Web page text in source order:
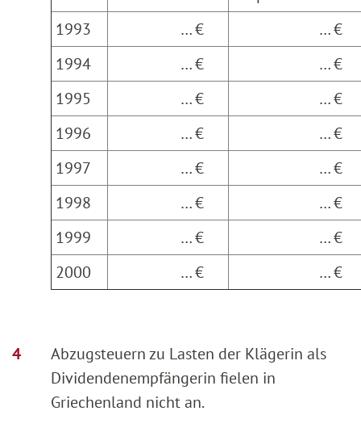
1993
… €
…
1994
… €
…
1995
… €
…
1996
… €
…
1997
… €
…
1998
… €
…
1999
… €
…
2000
… € …
Abzugsteuern zu Lasten der Klägerin als
Dividendenempfängerin fielen in
Griechenland nicht an.